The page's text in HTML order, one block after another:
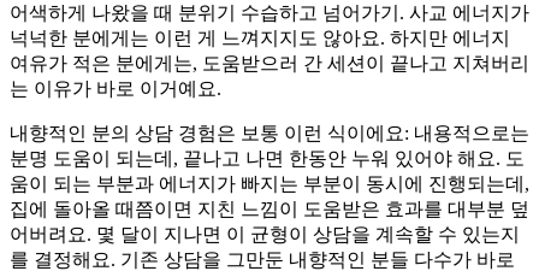
어색하게 나왔을 때 분위기 수습하고 넘어가기. 사교 에너지가
넉넉한 분에게는 이런 게 느껴지지도 않아요. 하지만 에너지
여유가 적은 분에게는, 도움받으러 간 세션이 끝나고 지쳐버리
는 이유가 바로 이거예요.
내향적인 분의 상담 경험은 보통 이런 식이에요: 내용적으로는
분명 도움이 되는데, 끝나고 나면 한동안 누워 있어야 해요. 도
움이 되는 부분과 에너지가 빠지는 부분이 동시에 진행되는데,
집에 돌아올 때쯤이면 지친 느낌이 도움받은 효과를 대부분 덮
어버려요. 몇 달이 지나면 이 균형이 상담을 계속할 수 있는지
를 결정해요. 기존 상담을 그만둔 내향적인 분들 다수가 바로